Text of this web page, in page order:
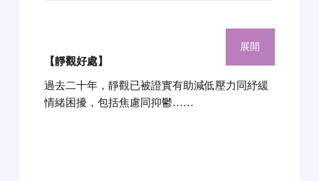
【靜觀好處】
過去二十年，靜觀已被證實有助減低壓力同紓緩
情緒困擾，包括焦慮同抑鬱……
展開